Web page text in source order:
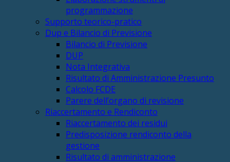
programmazione
Supporto teorico-pratico
Dup e Bilancio di Previsione
Bilancio di Previsione
DUP
Nota Integrativa
Risultato di Amministrazione Presunto
Calcolo FCDE
Parere dell’organo di revisione
Riaccertamento e Rendiconto
Riaccertamento dei residui
Predisposizione rendiconto della
gestione
Risultato di amministrazione